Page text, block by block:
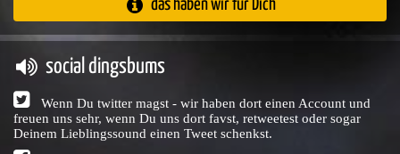
das haben wir für Dich
social dingsbums
Wenn Du twitter magst - wir haben dort einen Account und
freuen uns sehr, wenn Du uns dort favst, retweetest oder sogar
Deinem Lieblingssound einen Tweet schenkst.